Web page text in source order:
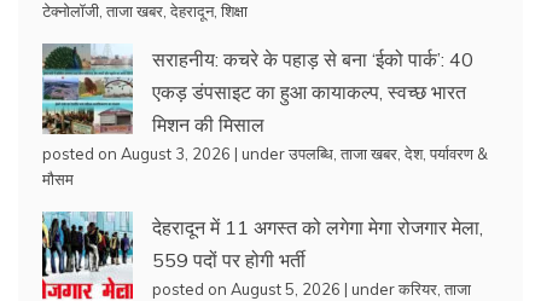
टेक्नोलॉजी ताजा खबर देहरादून, शिक्षा
सराहनीय: कचरे के पहाड़ से बना ‘ईको पार्क’: 40
एकड़ डंपसाइट का हुआ कायाकल्प, स्वच्छ भारत
मिशन की मिसाल
posted on August 3, 2026 | underउपलब्धि ताजा खबर देश, पर्यावरण &
मौसम
देहरादून में 11 अगस्त को लगेगा मेगा रोजगार मेला,
559 पदों पर होगी भर्ती
posted on August 5, 2026 | underकरियर ताजा